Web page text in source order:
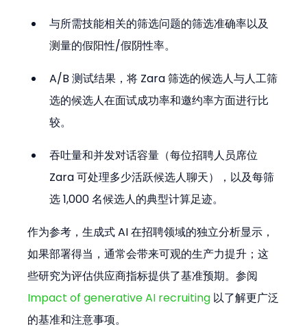
与所需技能相关的筛选问题的筛选准确率以及
测量的假阳性/假阴性率。
A/B 测试结果，将 Zara 筛选的候选人与人工筛
选的候选人在面试成功率和邀约率方面进行比
较。
吞吐量和并发对话容量（每位招聘人员席位
Zara 可处理多少活跃候选人聊天），以及每筛
选 1,000 名候选人的典型计算足迹。
作为参考，生成式 AI 在招聘领域的独立分析显示，
如果部署得当，通常会带来可观的生产力提升；这
些研究为评估供应商指标提供了基准预期。参阅
Impact of generative AI recruiting 以了解更广泛
的基准和注意事项。